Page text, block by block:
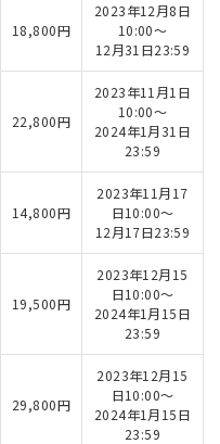
18,800円
2023年12月8日
10:00～
12月31日23:59
22,800円
2023年11月1日
10:00～
2024年1月31日
23:59
14,800円
2023年11月17
日10:00～
12月17日23:59
19,500円
2023年12月15
日10:00～
2024年1月15日
23:59
29,800円
2023年12月15
日10:00～
2024年1月15日
23:59